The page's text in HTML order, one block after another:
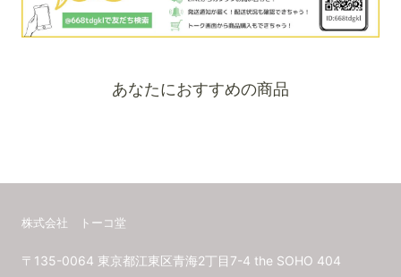
あなたにおすすめの商品
株式会社 トーコ堂
〒135-0064 東京都江東区青海2丁目7-4 the SOHO 404